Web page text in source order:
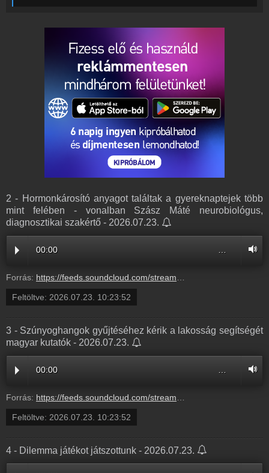
2 - Hormonkárosító anyagot találtak a gyereknaptejek több
mint felében - vonalban Szász Máté neurobiológus,
diagnosztikai szakértő - 2026.07.23.
00:00
Forrás: https://feeds.soundcloud.com/stream/2366334977-balazsek-2-hormonkarosito-anyagot-talaltak-a-gyereknaptejek-tobb-mint-feleben-vonalban-szasz-mate-neurobiologus-diagnosztikai-szakerto-2.mp3
Feltöltve: 2026.07.23. 10:23:52
3 - Szúnyoghangok gyűjtéséhez kérik a lakosság segítségét
magyar kutatók - 2026.07.23.
00:00
Forrás: https://feeds.soundcloud.com/stream/2366334974-balazsek-3-szunyoghangok-gyujtesehez-kerik-a-lakossag-segitseget-magyar-kutatok-3.mp3
Feltöltve: 2026.07.23. 10:23:52
4 - Dilemma játékot játszottunk - 2026.07.23.